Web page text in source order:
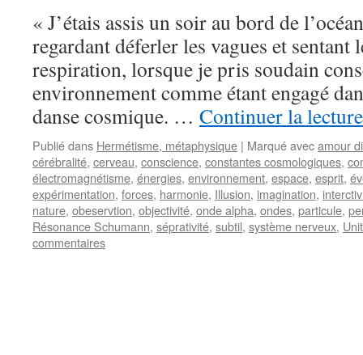
« J’étais assis un soir au bord de
regardant déferler les vagues et sentant
respiration, lorsque je pris soudain
environnement comme étant engagé
danse cosmique. … Continuer la
Publié dans Hermétisme, métaphysique | Marqué avecamour
cérébralité, cerveau, conscience, constantes cosmologiques,
électromagnétisme, énergies, environnement, espace, esprit,
expérimentation, forces, harmonie, Illusion, imagination,
nature, obeservtion, objectivité, onde alpha, ondes, particule,
Résonance Schumann, séprativité, subtil, système nerveux,
commentaires